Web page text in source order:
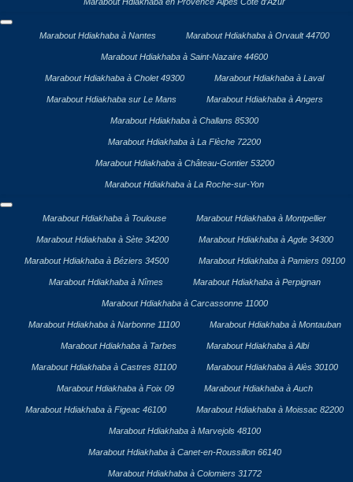
Marabout Hdiakhaba à Nantes Marabout Hdiakhaba à Orvault 44700
Marabout Hdiakhaba à Saint-Nazaire 44600
Marabout Hdiakhaba à Cholet 49300 Marabout Hdiakhaba à Laval
Marabout Hdiakhaba sur Le Mans Marabout Hdiakhaba à Angers
Marabout Hdiakhaba à Challans 85300
Marabout Hdiakhaba à La Flèche 72200
Marabout Hdiakhaba à Château-Gontier 53200
Marabout Hdiakhaba à La Roche-sur-Yon
Marabout Hdiakhaba à Toulouse Marabout Hdiakhaba à Montpellier
Marabout Hdiakhaba à Sète 34200 Marabout Hdiakhaba à Agde 34300
Marabout Hdiakhaba à Béziers 34500 Marabout Hdiakhaba à Pamiers 09100
Marabout Hdiakhaba à Nîmes Marabout Hdiakhaba à Perpignan
Marabout Hdiakhaba à Carcassonne 11000
Marabout Hdiakhaba à Narbonne 11100 Marabout Hdiakhaba à Montauban
Marabout Hdiakhaba à Tarbes Marabout Hdiakhaba à Albi
Marabout Hdiakhaba à Castres 81100 Marabout Hdiakhaba à Alès 30100
Marabout Hdiakhaba à Foix 09 Marabout Hdiakhaba à Auch
Marabout Hdiakhaba à Figeac 46100 Marabout Hdiakhaba à Moissac 82200
Marabout Hdiakhaba à Marvejols 48100
Marabout Hdiakhaba à Canet-en-Roussillon 66140
Marabout Hdiakhaba à Colomiers 31772